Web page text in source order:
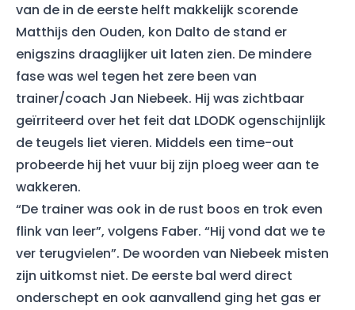
van de in de eerste helft makkelijk scorende
Matthijs den Ouden, kon Dalto de stand er
enigszins draaglijker uit laten zien. De mindere
fase was wel tegen het zere been van
trainer/coach Jan Niebeek. Hij was zichtbaar
geïrriteerd over het feit dat LDODK ogenschijnlijk
de teugels liet vieren. Middels een time-out
probeerde hij het vuur bij zijn ploeg weer aan te
wakkeren.
“De trainer was ook in de rust boos en trok even
flink van leer”, volgens Faber. “Hij vond dat we te
ver terugvielen”. De woorden van Niebeek misten
zijn uitkomst niet. De eerste bal werd direct
onderschept en ook aanvallend ging het gas er